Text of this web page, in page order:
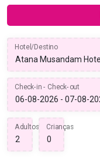
Hotel/Destino
Check-in - Check-out
Adultos Crianças